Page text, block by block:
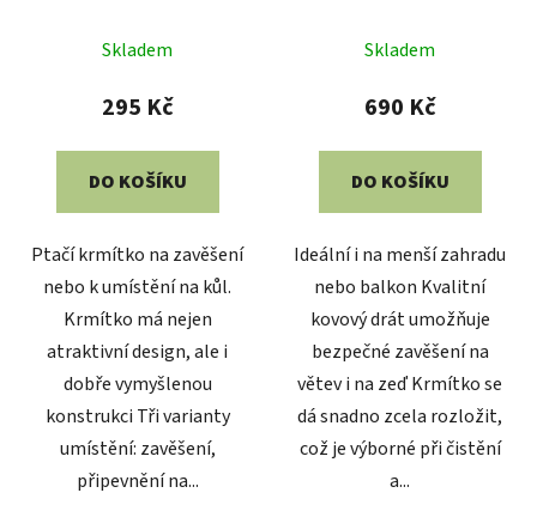
Skladem
295 Kč
DO KOŠÍKU
Ptačí krmítko na zavěšení
nebo k umístění na kůl.
Krmítko má nejen
atraktivní design, ale i
dobře vymyšlenou
konstrukci Tři varianty
umístění: zavěšení,
připevnění na...
Skladem
690 Kč
DO KOŠÍKU
Ideální i na menší zahradu
nebo balkon Kvalitní
kovový drát umožňuje
bezpečné zavěšení na
větev i na zeď Krmítko se
dá snadno zcela rozložit,
což je výborné při čistění
a...